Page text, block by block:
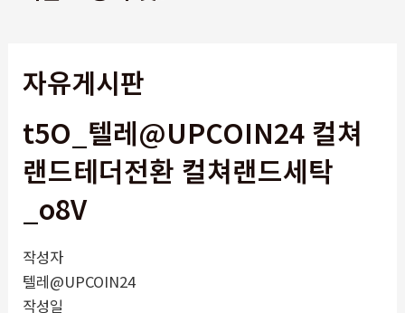
자유게시판
t5O_텔레@UPCOIN24 컬쳐
랜드테더전환 컬쳐랜드세탁
_o8V
작성자
텔레@UPCOIN24
작성일